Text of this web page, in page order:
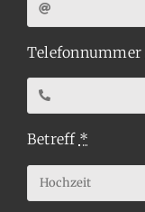
Telefonnummer
Betreff *